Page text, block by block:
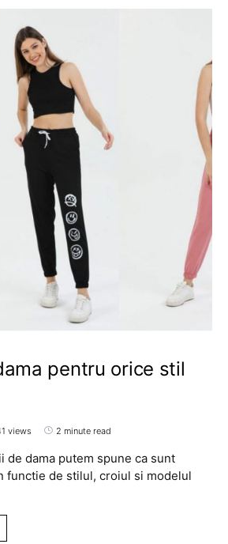
pentru orice stil
views 2 minute read
de dama putem spune ca sunt
functie de stilul, croiul si modelul